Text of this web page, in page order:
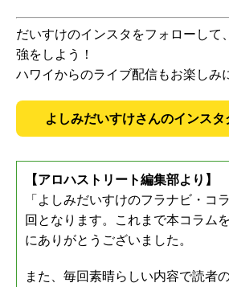
だいすけのインスタをフォローして
強をしよう！
ハワイからのライブ配信もお楽しみ
よしみだいすけさんのインスタ
【アロハストリート編集部より】
「よしみだいすけのフラナビ・コ
回となります。これまで本コラム
にありがとうございました。
また、毎回素晴らしい内容で読者